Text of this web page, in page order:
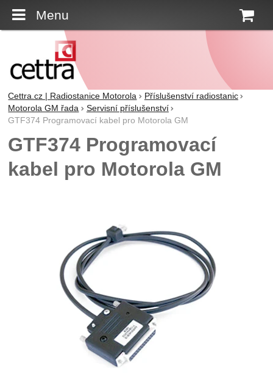
Menu
Cettra.cz | Radiostanice Motorola
Příslušenství radiostanic
Motorola GM řada
Servisní příslušenství
GTF374 Programovací kabel pro Motorola GM
GTF374 Programovací
kabel pro Motorola GM